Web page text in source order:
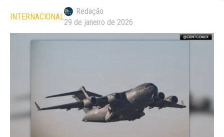
INTERNACIONAL
Redação
29 de janeiro de 2026